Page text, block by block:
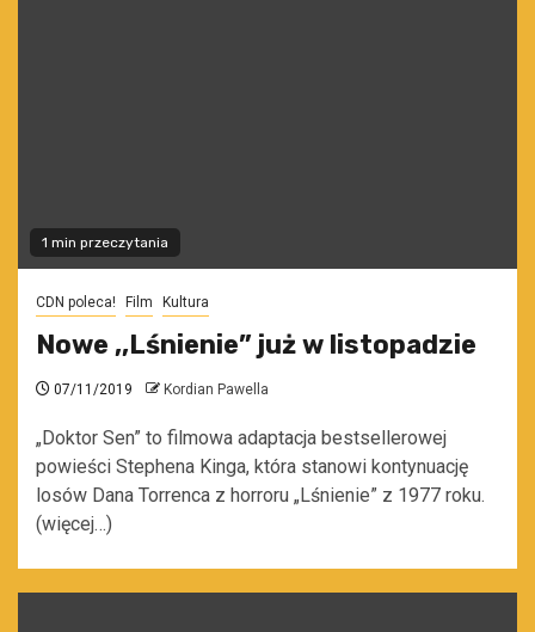
1 min przeczytania
CDN poleca! Film Kultura
Nowe ,,Lśnienie” już w listopadzie
07/11/2019 Kordian Pawella
„Doktor Sen” to filmowa adaptacja bestsellerowej
powieści Stephena Kinga, która stanowi kontynuację
losów Dana Torrenca z horroru „Lśnienie” z 1977 roku.
(więcej…)